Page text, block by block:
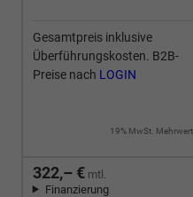
Gesamtpreis inklusive
Überführungskosten. B2B-
Preise nach LOGIN
19% MwSt.
322,– € mtl.
Finanzierung